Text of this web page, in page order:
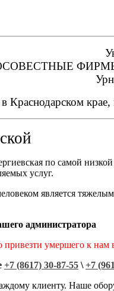
Краснодарском
по самой
услуг.
является
администратора
умершего к
+7 (8617) 30-87-55 \+7
клиенту. Наше